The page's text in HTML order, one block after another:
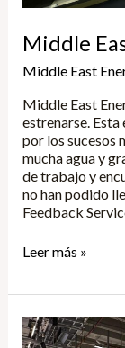
Middle
Middle East
Middle East
estrenarse.
por los sucesos
mucha agua y
de trabajo y
no han podido
Feedback
Leer más »
Light&
Building